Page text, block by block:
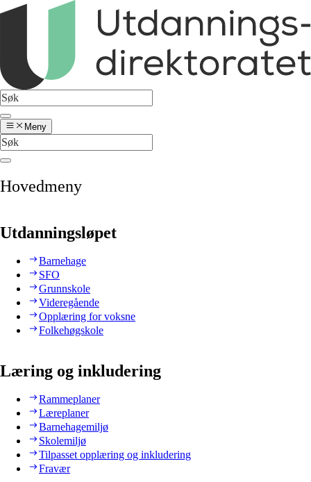
Meny
Hovedmeny
Utdanningsløpet
Barnehage
SFO
Grunnskole
Videregående
Opplæring for voksne
Folkehøgskole
Læring og inkludering
Rammeplaner
Læreplaner
Barnehagemiljø
Skolemiljø
Tilpasset opplæring og inkludering
Fravær